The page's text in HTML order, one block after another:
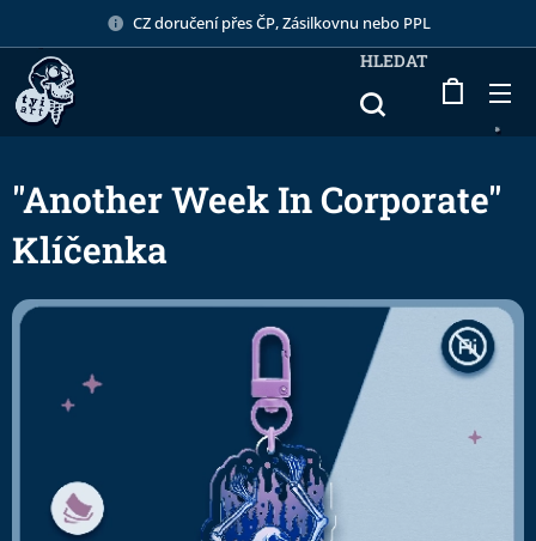
CZ doručení přes ČP, Zásilkovnu nebo PPL
HLEDAT
"Another Week In Corporate"
Klíčenka